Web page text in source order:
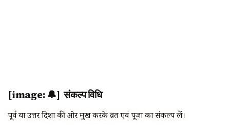
[image: 🔔] संकल्प विधि
पूर्व या उत्तर दिशा की ओर मुख करके व्रत एवं पूजा का संकल्प लें।